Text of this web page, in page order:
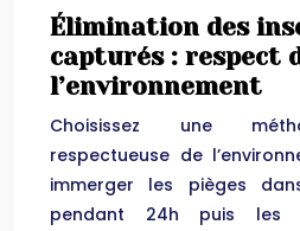
Élimination des
capturés : respect
l’environnement
Choisissez une
respectueuse de
immerger les pièges
pendant 24h puis les